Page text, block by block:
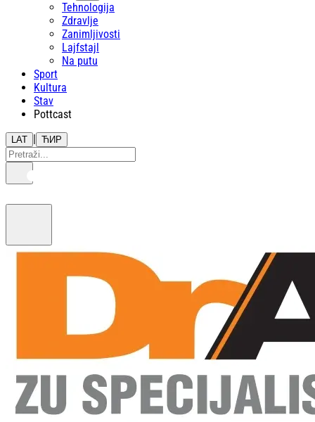
Tehnologija
Zdravlje
Zanimljivosti
Lajfstajl
Na putu
Sport
Kultura
Stav
Pottcast
LAT | ЋИР